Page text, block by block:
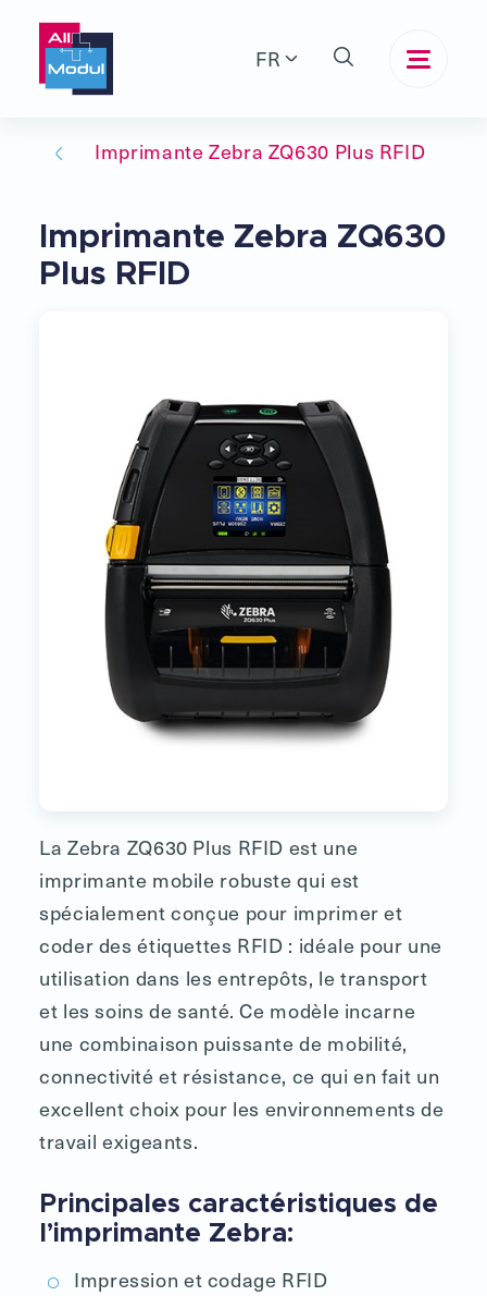
FR
Imprimante Zebra ZQ630 Plus RFID
Imprimante Zebra ZQ630
Plus RFID
La Zebra ZQ630 Plus RFID est une
imprimante mobile robuste qui est
spécialement conçue pour imprimer et
coder des étiquettes RFID : idéale pour une
utilisation dans les entrepôts, le transport
et les soins de santé. Ce modèle incarne
une combinaison puissante de mobilité,
connectivité et résistance, ce qui en fait un
excellent choix pour les environnements de
travail exigeants.
Principales caractéristiques de
l’imprimante Zebra:
Impression et codage RFID